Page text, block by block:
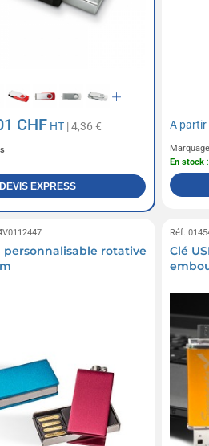
CHF HT| 4,36 €
DEVIS EXPRESS
A partir
En stock
personnalisable rotative
Réf.
Clé